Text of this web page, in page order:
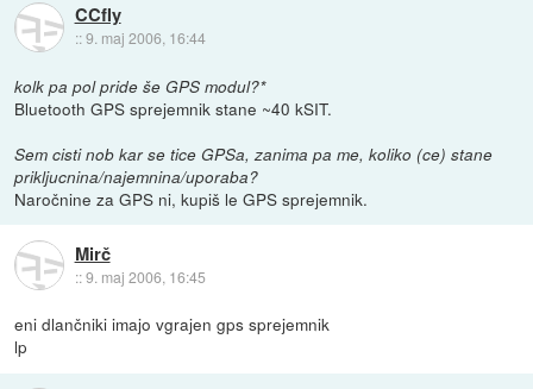
CCfly
::9. maj 2006, 16:44
kolk pa pol pride še GPS modul?*
Bluetooth GPS sprejemnik stane ~40 kSIT.
Sem cisti nob kar se tice GPSa, zanima pa me, koliko (ce) stane
prikljucnina/najemnina/uporaba?
Naročnine za GPS ni, kupiš le GPS sprejemnik.
Mirč
::9. maj 2006, 16:45
eni dlančniki imajo vgrajen gps sprejemnik
lp